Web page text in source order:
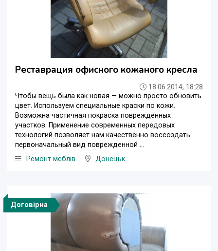
Реставрация офисного кожаного кресла
18.06.2014, 18:28
Чтобы вещь была как новая — можно просто обновить
цвет. Используем специальные краски по кожи.
Возможна частичная покраска поврежденных
участков. Применение современных передовых
технологий позволяет нам качественно воссоздать
первоначальный вид поврежденной ...
Ремонт меблів
Донецьк
Договірна